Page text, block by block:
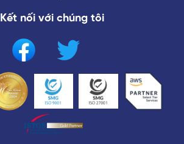
Kết nối với chúng tôi